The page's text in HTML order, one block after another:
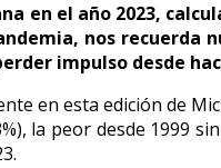
en el año 2023,
nos
impulso desde
en esta edición de
la peor desde 1999